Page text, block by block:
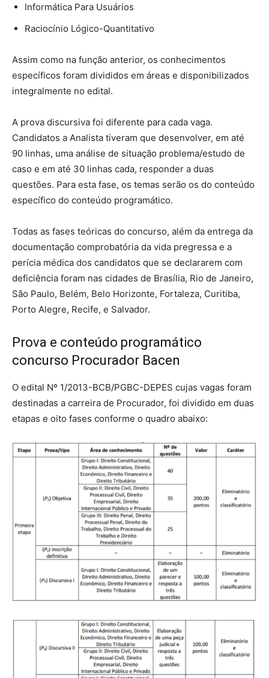
Informática Para Usuários
Raciocínio Lógico-Quantitativo
Assim como na função anterior, os conhecimentos
específicos foram divididos em áreas e disponibilizados
integralmente no edital.
A prova discursiva foi diferente para cada vaga.
Candidatos a Analista tiveram que desenvolver, em até
90 linhas, uma análise de situação problema/estudo de
caso e em até 30 linhas cada, responder a duas
questões. Para esta fase, os temas serão os do conteúdo
específico do conteúdo programático.
Todas as fases teóricas do concurso, além da entrega da
documentação comprobatória da vida pregressa e a
perícia médica dos candidatos que se declararem com
deficiência foram nas cidades de Brasília, Rio de Janeiro,
São Paulo, Belém, Belo Horizonte, Fortaleza, Curitiba,
Porto Alegre, Recife, e Salvador.
Prova e conteúdo programático
concurso Procurador Bacen
O edital Nº 1/2013-BCB/PGBC-DEPES cujas vagas foram
destinadas a carreira de Procurador, foi dividido em duas
etapas e oito fases conforme o quadro abaixo: